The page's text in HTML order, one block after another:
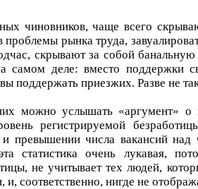
чиновников, чаще всего
проблемы рынка труда,
скрывают за собой банальную
самом деле: вместо поддержки
поддержать приезжих. Разве не
можно услышать «аргумент» о
регистрируемой
и превышении числа вакансий над
статистика очень лукавая,
не учитывает тех людей,
и, соответственно, нигде не